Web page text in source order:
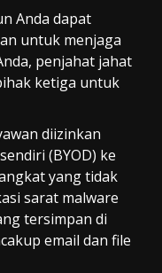
Anda dapat
untuk menjaga
penjahat jahat
ketiga untuk
diizinkan
(BYOD) ke
yang tidak
sarat malware
tersimpan di
email dan file